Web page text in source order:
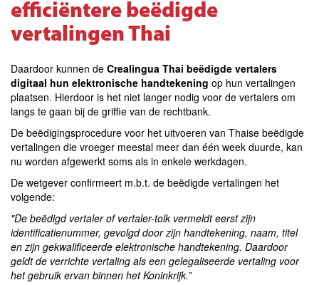
efficiëntere beëdigde
vertalingen Thai
Daardoor kunnen de Crealingua Thai beëdigde vertalers
digitaal hun elektronische handtekening op hun vertalingen
plaatsen. Hierdoor is het niet langer nodig voor de vertalers om
langs te gaan bij de griffie van de rechtbank.
De beëdigingsprocedure voor het uitvoeren van Thaise beëdigde
vertalingen die vroeger meestal meer dan één week duurde, kan
nu worden afgewerkt soms als in enkele werkdagen.
De wetgever confirmeert m.b.t. de beëdigde vertalingen het
volgende:
"De beëdigd vertaler of vertaler-tolk vermeldt eerst zijn
identificatienummer, gevolgd door zijn handtekening, naam, titel
en zijn gekwalificeerde elektronische handtekening. Daardoor
geldt de verrichte vertaling als een gelegaliseerde vertaling voor
het gebruik ervan binnen het Koninkrijk.”